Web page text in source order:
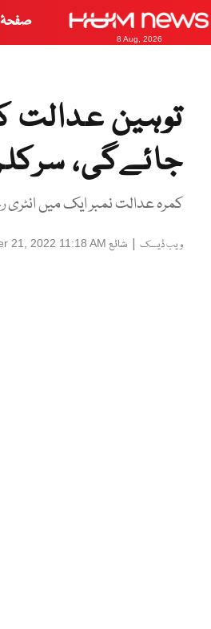
8 Aug, 2026
صفحۂ
توہین عدالت
جائےگی،
کمرہ عدالت نمبر ایک میں
ویب ڈیسک | شائع 21, 2022 11:18 AM